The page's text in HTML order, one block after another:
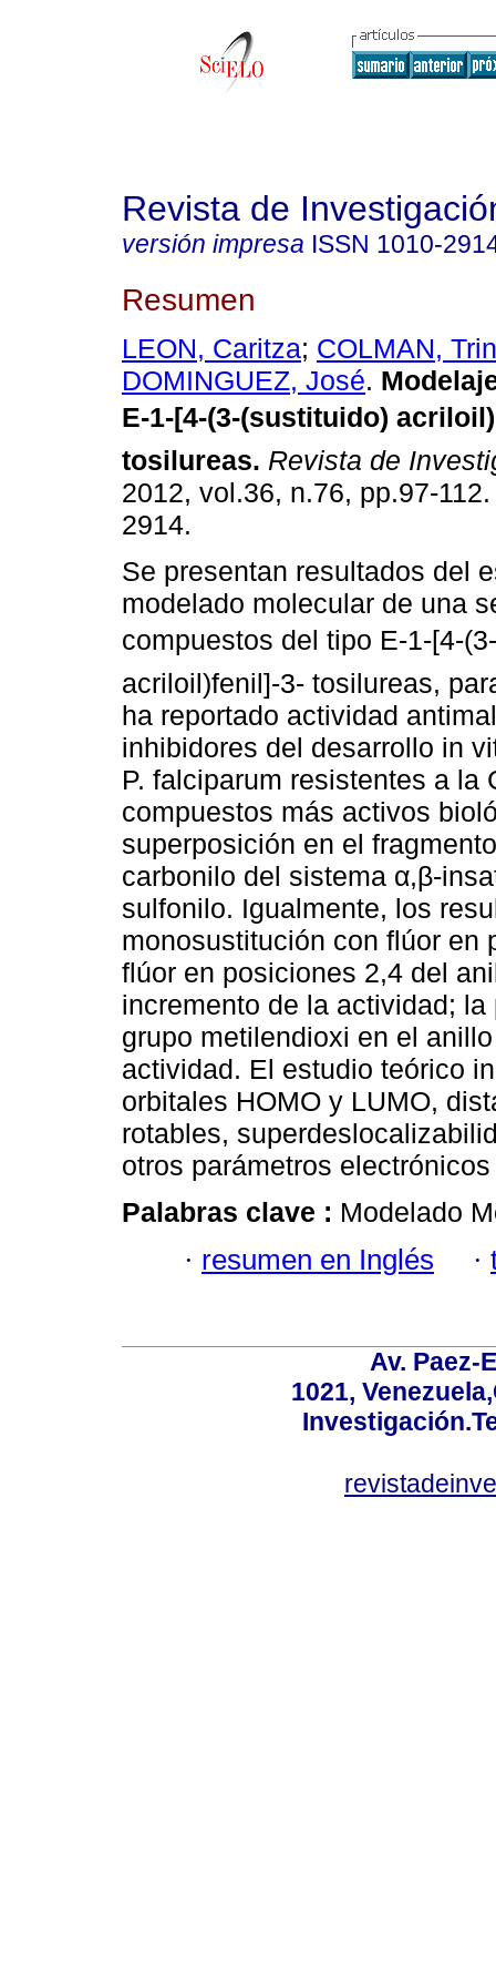
Revista de
versión impresa ISSN 1010-
Resumen
LEON, Caritza; COLMAN,
DOMINGUEZ, José.
E-1-[4-(3-(sustituido)
tosilureas. Revista de
2012, vol.36, n.76, pp.97-
2914.
Se presentan resultados del
modelado molecular de una
compuestos del tipo E-1-[4-
acriloil)fenil]-3- tosilureas,
ha reportado actividad
inhibidores del desarrollo in
P. falciparum resistentes a
compuestos más activos
superposición en el
carbonilo del sistema α,β-
sulfonilo. Igualmente, los
monosustitución con flúor en
flúor en posiciones 2,4 del
incremento de la actividad;
grupo metilendioxi en el
actividad. El estudio teórico
orbitales HOMO y LUMO,
rotables,
otros parámetros
Palabras clave : Modelado
· resumen en Inglés ·
Av. Paez-
1021,